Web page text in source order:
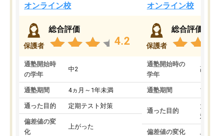
オンライン校
保護者
総合評価
4.2
通塾開始時
の学年
中2
通塾期間 4ヵ月～1年未満
通った目的 定期テスト対策
偏差値の変
化
上がった
オンライン校
保護者
総合評価
通塾開始時の
学年
高3
通塾期間 1～3
通った目的
大学
対策
偏差値の変化